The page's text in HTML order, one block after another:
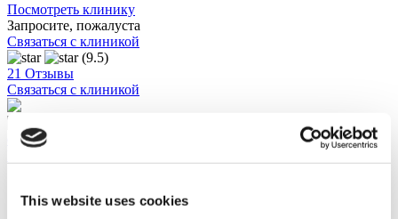
This website uses cookies
Посмотреть клинику
Запросите, пожалуста
Связаться с клиникой
(9.5)
21 Отзывы
Связаться с клиникой
Стамбул, Турция
Аккредитация ISO 9001:2008 и JCI